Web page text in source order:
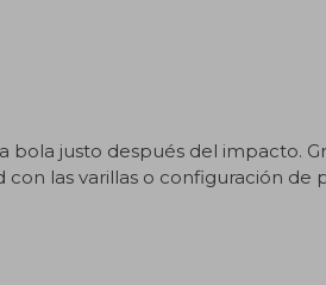
bola justo después del impacto.
las varillas o configuración de